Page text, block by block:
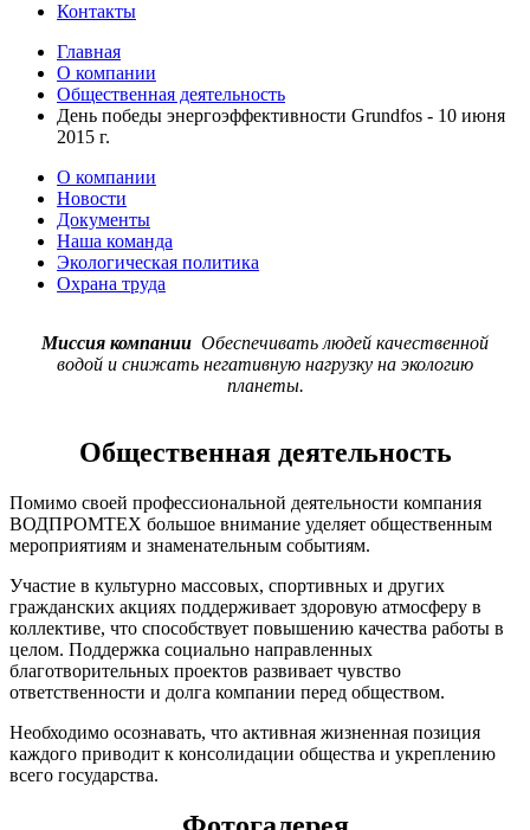
Контакты
Главная
О компании
Общественная деятельность
День победы энергоэффективности Grundfos - 10 июня
2015 г.
О компании
Новости
Документы
Наша команда
Экологическая политика
Охрана труда
Миссия компании Обеспечивать людей качественной
водой и снижать негативную нагрузку на экологию
планеты.
Общественная деятельность
Помимо своей профессиональной деятельности компания
ВОДПРОМТЕХ большое внимание уделяет общественным
мероприятиям и знаменательным событиям.
Участие в культурно массовых, спортивных и других
гражданских акциях поддерживает здоровую атмосферу в
коллективе, что способствует повышению качества работы в
целом. Поддержка социально направленных
благотворительных проектов развивает чувство
ответственности и долга компании перед обществом.
Необходимо осознавать, что активная жизненная позиция
каждого приводит к консолидации общества и укреплению
всего государства.